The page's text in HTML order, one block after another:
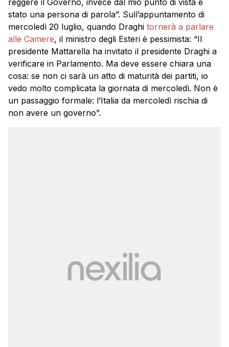
stato una persona di parola”. Sull’appuntamento di
mercoledì 20 luglio, quando Draghi tornerà a parlare
alle Camere, il ministro degli Esteri è pessimista: “Il
presidente Mattarella ha invitato il presidente Draghi a
verificare in Parlamento. Ma deve essere chiara una
cosa: se non ci sarà un atto di maturità dei partiti, io
vedo molto complicata la giornata di mercoledì. Non è
un passaggio formale: l’Italia da mercoledì rischia di
non avere un governo”.